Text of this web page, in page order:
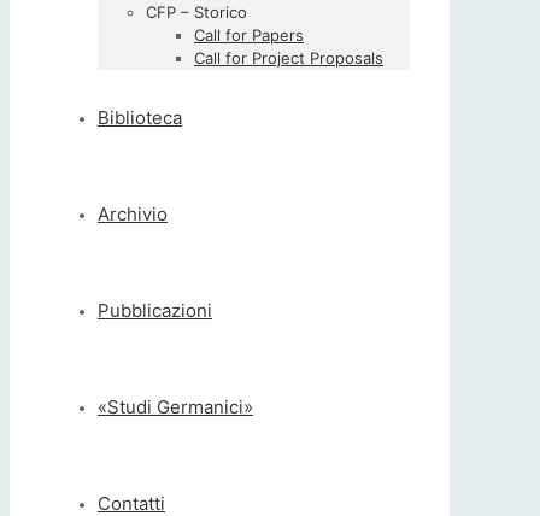
CFP – Storico
Call for Papers
Call for Project Proposals
Biblioteca
Archivio
Pubblicazioni
«Studi Germanici»
Contatti